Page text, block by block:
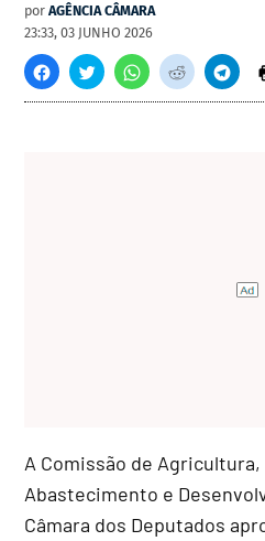
por AGÊNCIA CÂMARA
23:33, 03 JUNHO 2026
A Comissão de Agricultura,
Abastecimento e
Câmara dos Deputados